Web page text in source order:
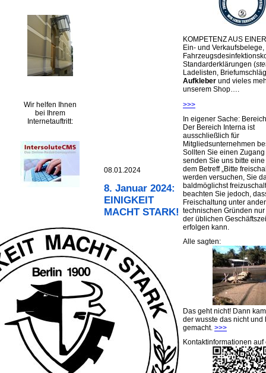
Wir helfen Ihnen
bei Ihrem
Internetauftritt:
08.01.2024
8. Januar 2024:
EINIGKEIT
MACHT STARK!
KOMPETENZ AUS
Ein- und Verkaufsbelege,
Standarderklärungen (
Ladelisten,
Aufkleber und vieles
unserem Shop….
>>>
In eigener Sache:
Der Bereich Interna ist
ausschließlich für
Mitgliedsunternehmen
Sollten Sie einen
senden Sie uns bitte
dem Betreff „Bitte
werden versuchen, Sie
baldmöglichst
beachten Sie jedoch,
Freischaltung unter
technischen Gründen
der üblichen
erfolgen kann.
Alle sagten:
Das geht nicht! Dann
der wusste das nicht und
gemacht. >>>
Kontaktinformationen